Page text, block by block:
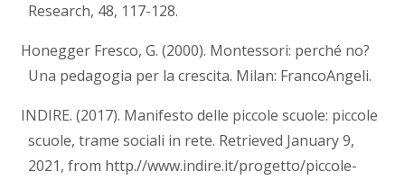
Research, 48, 117-128.
Honegger Fresco, G. (2000). Montessori: perché no?
Una pedagogia per la crescita. Milan: FrancoAngeli.
INDIRE. (2017). Manifesto delle piccole scuole: piccole
scuole, trame sociali in rete. Retrieved January 9,
2021, from http.//www.indire.it/progetto/piccole-